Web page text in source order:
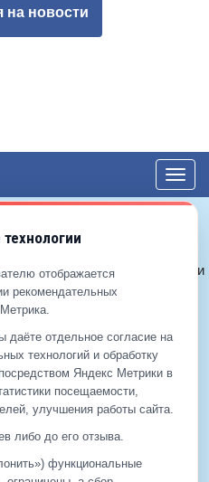
на новости
© 2012—2026 ЕДС-Королёв
Политика конфиденциальности
Политика cookie
Согласие на обработку ПДн
+7 (499) 929-99-99
+7 (495)512-00-11
512-00-11
отображается
рекомендательных
даёте отдельное согласие на
технологий и обработку
Яндекс Метрики в
посещаемости,
улучшения работы сайта.
либо до его отзыва.
функциональные